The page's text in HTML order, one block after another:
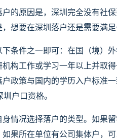
的原因是，深圳完全没有社
想要在深圳落户还是需要满足
条件之一即可：在国（境）
机构工作或学习一年以上并取
户政策与国内的学历入户标准
户口资格。
情况选择落户的类型。如果
果所在单位有公司集体户，